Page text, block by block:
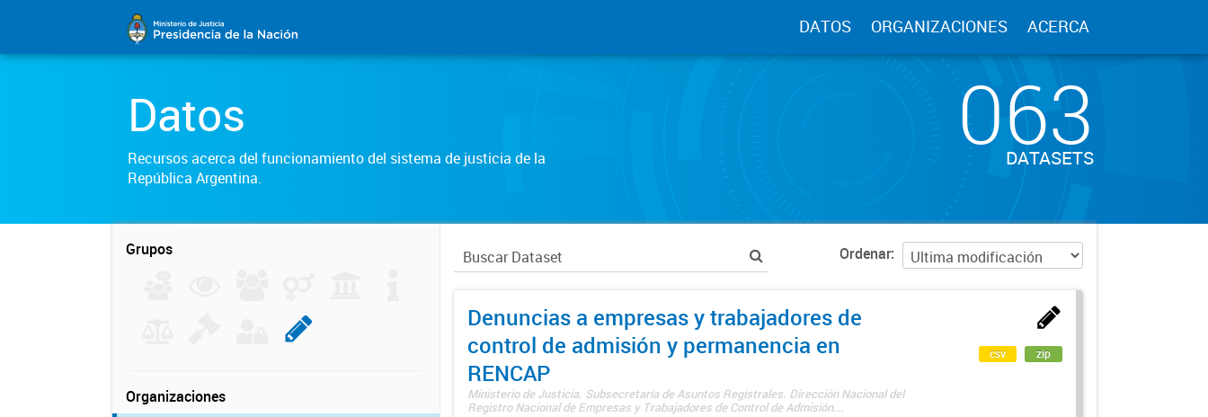
DATOS ORGANIZACIONES ACERCA
Datos
Recursos acerca del funcionamiento del sistema de justicia de la
República Argentina.
063
DATASETS
Grupos
Organizaciones
Ordenar
Denuncias a empresas y trabajadores de
control de admisión y permanencia en
RENCAP
Ministerio de Justicia. Subsecretaría de Asuntos Registrales. Dirección Nacional del
Registro Nacional de Empresas y Trabajadores de Control de Admisión...
csv zip